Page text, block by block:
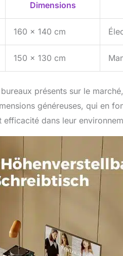
Dimensions
160 x 140 cm
150 x 130 cm
présents sur le
généreuses, qui en
dans leur